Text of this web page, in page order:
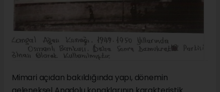
Mimari açıdan bakıldığında yapı, dönemin